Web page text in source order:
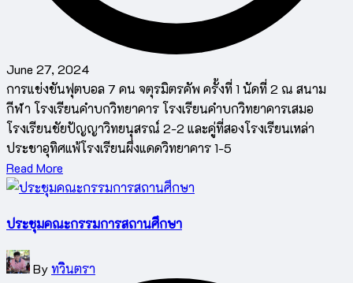
June 27, 2024
การแข่งขันฟุตบอล 7 คน จตุรมิตรคัพ ครั้งที่ 1 นัดที่ 2 ณ สนาม
กีฬา โรงเรียนคำบกวิทยาคาร โรงเรียนคำบกวิทยาคารเสมอ
โรงเรียนชัยปัญญาวิทยนุสรณ์ 2-2 และคู่ที่สองโรงเรียนเหล่า
ประชาอุทิศแพ้โรงเรียนผึ่งแดดวิทยาคาร 1-5
Read More
ประชุมคณะกรรมการสถานศึกษา
Posted
by
Byทวินตรา